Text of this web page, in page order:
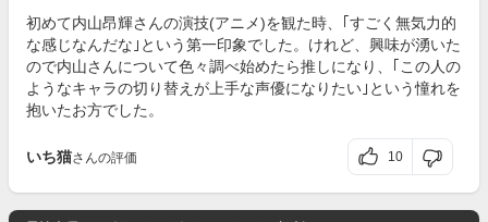
初めて内山昂輝さんの演技(アニメ)を観た時、｢すごく無気力的
な感じなんだな｣という第一印象でした。けれど、興味が湧いた
ので内山さんについて色々調べ始めたら推しになり、｢この人の
ようなキャラの切り替えが上手な声優になりたい｣という憧れを
抱いたお方でした。
いち猫さんの評価 10